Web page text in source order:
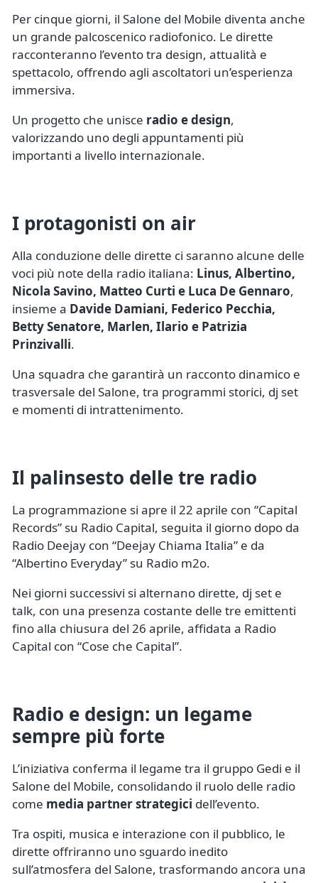
Per cinque giorni, il Salone del Mobile diventa anche
un grande palcoscenico radiofonico. Le dirette
racconteranno l’evento tra design, attualità e
spettacolo, offrendo agli ascoltatori un’esperienza
immersiva.
Un progetto che unisce radio e design,
valorizzando uno degli appuntamenti più
importanti a livello internazionale.
I protagonisti on air
Alla conduzione delle dirette ci saranno alcune delle
voci più note della radio italiana: Linus, Albertino,
Nicola Savino, Matteo Curti e Luca De Gennaro,
insieme a Davide Damiani, Federico Pecchia,
Betty Senatore, Marlen, Ilario e Patrizia
Prinzivalli.
Una squadra che garantirà un racconto dinamico e
trasversale del Salone, tra programmi storici, dj set
e momenti di intrattenimento.
Il palinsesto delle tre radio
La programmazione si apre il 22 aprile con “Capital
Records” su Radio Capital, seguita il giorno dopo da
Radio Deejay con “Deejay Chiama Italia” e da
“Albertino Everyday” su Radio m2o.
Nei giorni successivi si alternano dirette, dj set e
talk, con una presenza costante delle tre emittenti
fino alla chiusura del 26 aprile, affidata a Radio
Capital con “Cose che Capital”.
Radio e design: un legame
sempre più forte
L’iniziativa conferma il legame tra il gruppo Gedi e il
Salone del Mobile, consolidando il ruolo delle radio
come media partner strategici dell’evento.
Tra ospiti, musica e interazione con il pubblico, le
dirette offriranno uno sguardo inedito
sull’atmosfera del Salone, trasformando ancora una